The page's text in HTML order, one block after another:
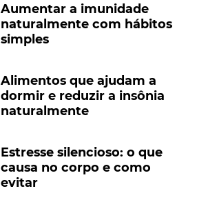
Aumentar a imunidade
naturalmente com hábitos
simples
Alimentos que ajudam a
dormir e reduzir a insônia
naturalmente
Estresse silencioso: o que
causa no corpo e como
evitar